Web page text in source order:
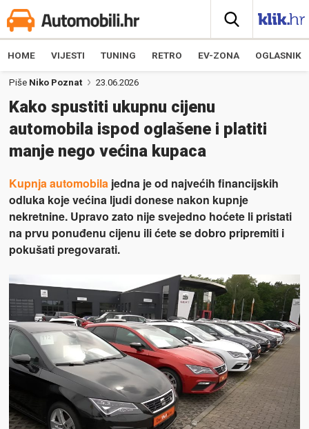
HOME VIJESTI TUNING RETRO EV-ZONA OGLASNIK
Piše Niko Poznat 23.06.2026
Kako spustiti ukupnu cijenu
automobila ispod oglašene i platiti
manje nego većina kupaca
Kupnja automobilajedna je od najvećih financijskih
odluka koje većina ljudi donese nakon kupnje
nekretnine. Upravo zato nije svejedno hoćete li pristati
na prvu ponuđenu cijenu ili ćete se dobro pripremiti i
pokušati pregovarati.